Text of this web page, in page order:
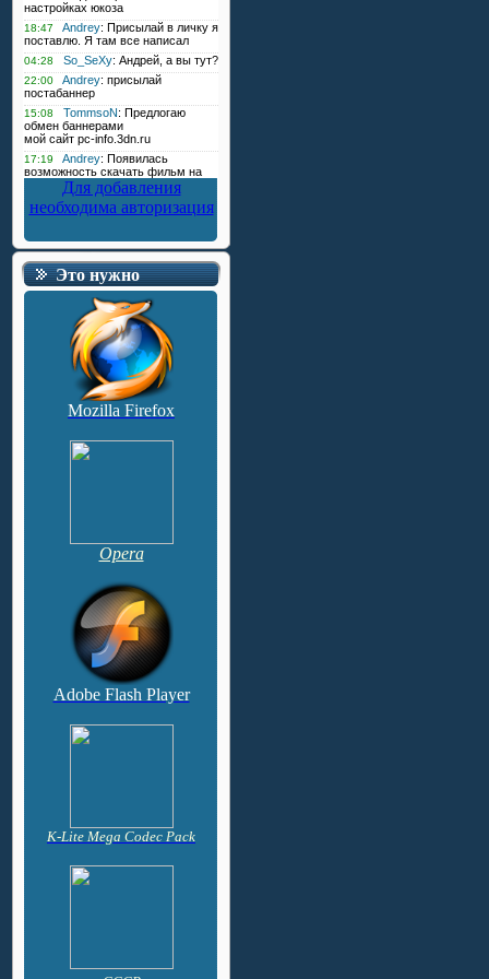
Для добавления
необходима авторизация
Это нужно
Mozilla Firefox
Opera
Adobe Flash Player
K-Lite Mega Codec Pack